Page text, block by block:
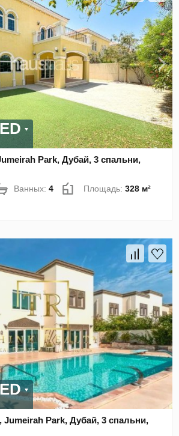
Park, Дубай, 3 спальни,
Ванных:4 Площадь:328 м²
Park, Дубай, 3 спальни,